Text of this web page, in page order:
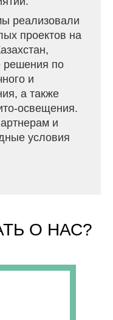
реализовали
проектов на
решения по
и
а также
освещения.
и
условия
О НАС?